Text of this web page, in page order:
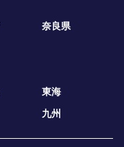
奈良県
東海
九州